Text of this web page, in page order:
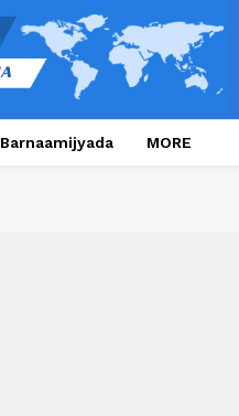
Barnaamijyada MORE